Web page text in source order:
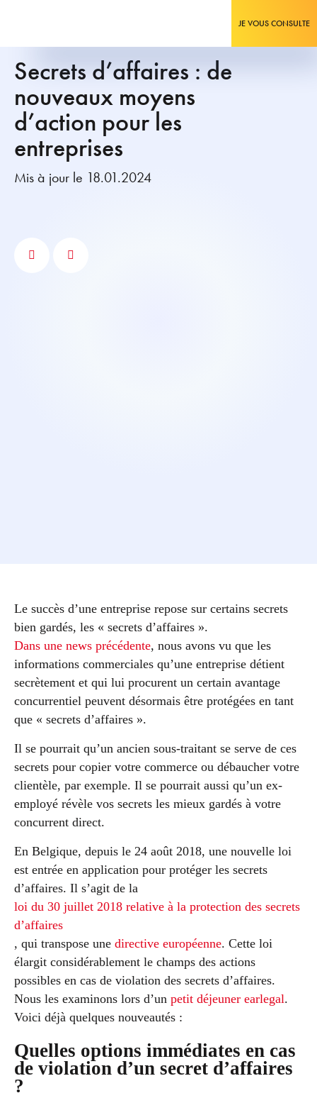
JE VOUS CONSULTE
Secrets d’affaires : de
nouveaux moyens
d’action pour les
entreprises
Mis à jour le 18.01.2024
Le succès d’une entreprise repose sur certains secrets
bien gardés, les « secrets d’affaires ».
Dans une news précédente, nous avons vu que les
informations commerciales qu’une entreprise détient
secrètement et qui lui procurent un certain avantage
concurrentiel peuvent désormais être protégées en tant
que « secrets d’affaires ».
Il se pourrait qu’un ancien sous-traitant se serve de ces
secrets pour copier votre commerce ou débaucher votre
clientèle, par exemple. Il se pourrait aussi qu’un ex-
employé révèle vos secrets les mieux gardés à votre
concurrent direct.
En Belgique, depuis le 24 août 2018, une nouvelle loi
est entrée en application pour protéger les secrets
d’affaires. Il s’agit de la
loi du 30 juillet 2018 relative à la protection des secrets
d’affaires
, qui transpose une directive européenne. Cette loi
élargit considérablement le champs des actions
possibles en cas de violation des secrets d’affaires.
Nous les examinons lors d’un petit déjeuner earlegal.
Voici déjà quelques nouveautés :
Quelles options immédiates en cas
de violation d’un secret d’affaires
?